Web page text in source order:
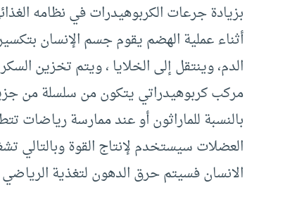
بزيادة جرعات الكربوهيدرات في نظامه
أثناء عملية الهضم يقوم جسم الإنسان
الدم، وينتقل إلى الخلايا ، ويتم تخزين
مركب كربوهيدراتي يتكون من سلسلة من
بالنسبة للماراثون أو عند ممارسة
العضلات سيستخدم لإنتاج القوة وبالتالي
الانسان فسيتم حرق الدهون لتغذية